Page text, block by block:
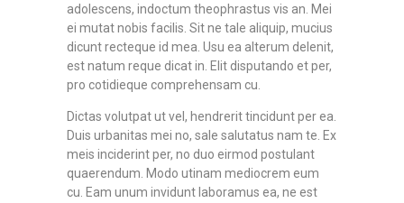
adolescens, indoctum theophrastus vis an. Mei
ei mutat nobis facilis. Sit ne tale aliquip, mucius
dicunt recteque id mea. Usu ea alterum delenit,
est natum reque dicat in. Elit disputando et per,
pro cotidieque comprehensam cu.
Dictas volutpat ut vel, hendrerit tincidunt per ea.
Duis urbanitas mei no, sale salutatus nam te. Ex
meis inciderint per, no duo eirmod postulant
quaerendum. Modo utinam mediocrem eum
cu. Eam unum invidunt laboramus ea, ne est